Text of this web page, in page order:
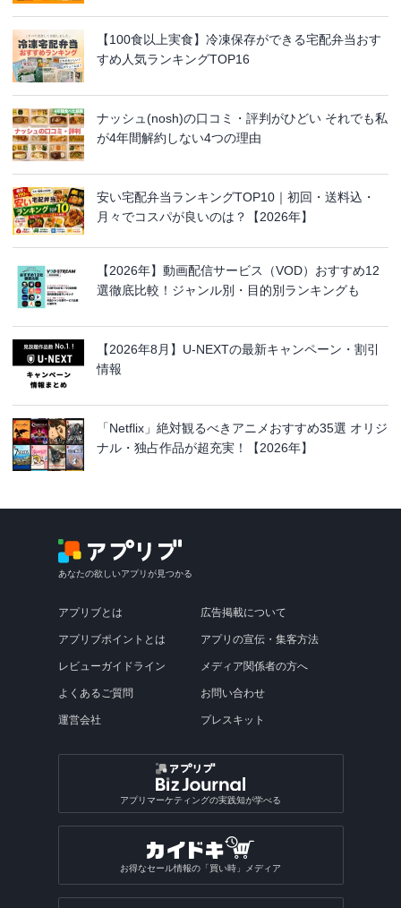
【100食以上実食】冷凍保存ができる宅配弁当おす
すめ人気ランキングTOP16
ナッシュ(nosh)の口コミ・評判がひどい それでも私
が4年間解約しない4つの理由
安い宅配弁当ランキングTOP10｜初回・送料込・
月々でコスパが良いのは？【2026年】
【2026年】動画配信サービス（VOD）おすすめ12
選徹底比較！ジャンル別・目的別ランキングも
【2026年8月】U-NEXTの最新キャンペーン・割引
情報
「Netflix」絶対観るべきアニメおすすめ35選 オリジ
ナル・独占作品が超充実！【2026年】
あなたの欲しいアプリが見つかる
アプリブとは
アプリブポイントとは
レビューガイドライン
よくあるご質問
運営会社
広告掲載について
アプリの宣伝・集客方法
メディア関係者の方へ
お問い合わせ
プレスキット
アプリマーケティングの実践知が学べる
お得なセール情報の「買い時」メディア